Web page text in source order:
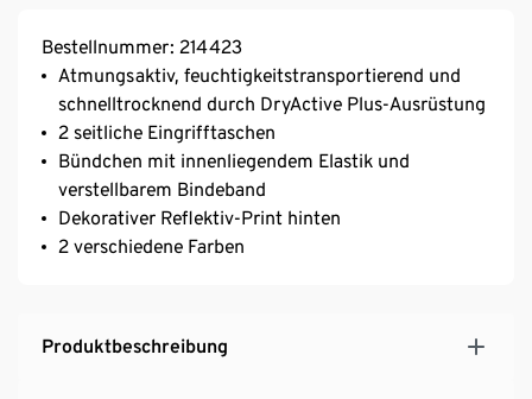
Bestellnummer: 214423
Atmungsaktiv, feuchtigkeitstransportierend und
schnelltrocknend durch DryActive Plus-Ausrüstung
2 seitliche Eingrifftaschen
Bündchen mit innenliegendem Elastik und
verstellbarem Bindeband
Dekorativer Reflektiv-Print hinten
2 verschiedene Farben
Produktbeschreibung